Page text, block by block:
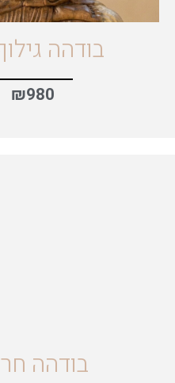
בודהה
₪980
בודהה